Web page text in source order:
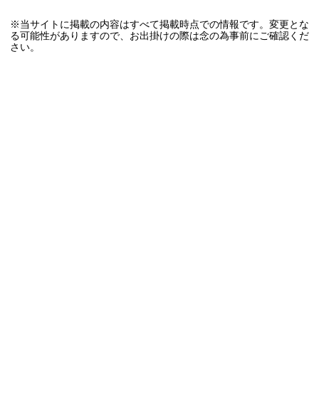
※当サイトに掲載の内容はすべて掲載時点での情報です。変更とな
る可能性がありますので、お出掛けの際は念の為事前にご確認くだ
さい。